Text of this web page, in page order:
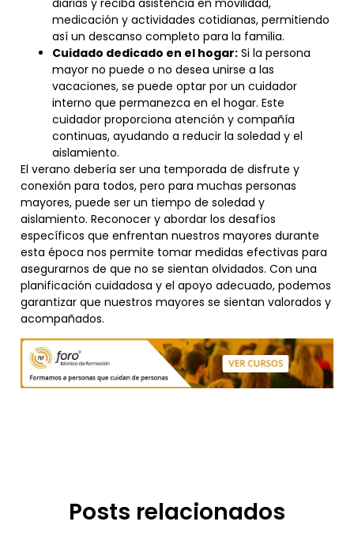
medicación y actividades cotidianas, permitiendo
así un descanso completo para la familia.
Cuidado dedicado en el hogar: Si la persona
mayor no puede o no desea unirse a las
vacaciones, se puede optar por un cuidador
interno que permanezca en el hogar. Este
cuidador proporciona atención y compañía
continuas, ayudando a reducir la soledad y el
aislamiento.
El verano debería ser una temporada de disfrute y
conexión para todos, pero para muchas personas
mayores, puede ser un tiempo de soledad y
aislamiento. Reconocer y abordar los desafíos
específicos que enfrentan nuestros mayores durante
esta época nos permite tomar medidas efectivas para
asegurarnos de que no se sientan olvidados. Con una
planificación cuidadosa y el apoyo adecuado, podemos
garantizar que nuestros mayores se sientan valorados y
acompañados.
Posts relacionados